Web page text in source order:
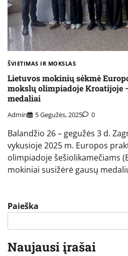
ŠVIETIMAS IR MOKSLAS
Lietuvos mokinių sėkmė
mokslų olimpiadoje Kroatijoje
medaliai
Admin 5 Gegužės, 2025 0
Balandžio 26 – gegužės 3 d.
vykusioje 2025 m. Europos
olimpiadoje šešiolikamečiams
mokiniai susižėrė gausų
Paieška
Naujausi įrašai